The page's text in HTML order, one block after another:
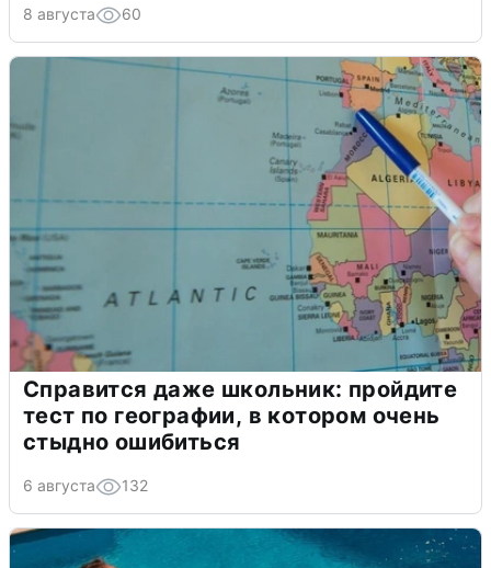
8 августа 60
Справится даже школьник: пройдите
тест по географии, в котором очень
стыдно ошибиться
6 августа 132